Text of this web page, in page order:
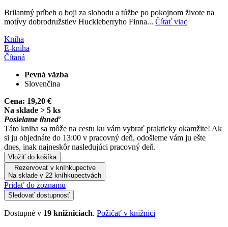
Brilantný príbeh o boji za slobodu a túžbe po pokojnom živote na
motívy dobrodružstiev Huckleberryho Finna... Čítať viac
Kniha
E-kniha
Čítaná
Pevná väzba
Slovenčina
Cena: 19,20 €
Na sklade > 5 ks
Posielame ihneď
Táto kniha sa môže na cestu ku vám vybrať prakticky okamžite! Ak
si ju objednáte do 13:00 v pracovný deň, odošleme vám ju ešte
dnes, inak najneskôr nasledujúci pracovný deň.
Vložiť do košíka
Rezervovať v kníhkupectve
Na sklade v 22 kníhkupectvách
Pridať do zoznamu
Sledovať dostupnosť
Dostupné v 19 knižniciach. Požičať v knižnici